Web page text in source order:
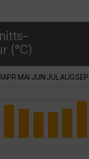
(°C)
APR MAI JUN JUL AUGSEP